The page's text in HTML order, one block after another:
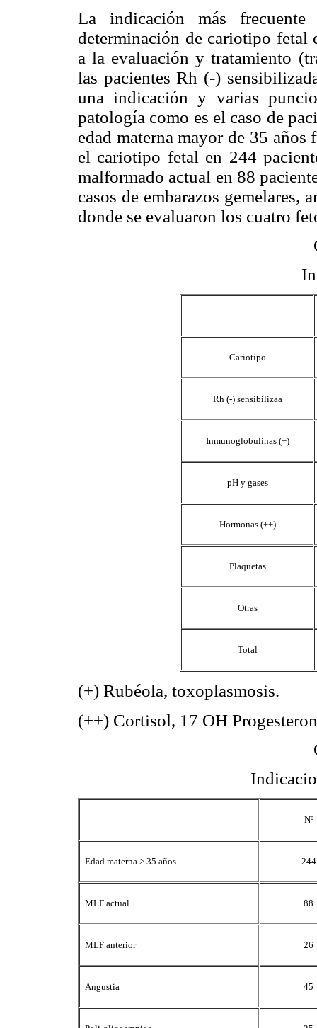
La indicación más
determinación de cariotipo fetal
a la evaluación y tratamiento
las pacientes Rh (-)
una indicación y varias
patología como es el caso de
edad materna mayor de 35
el cariotipo fetal en 244
malformado actual en 88
casos de embarazos
donde se evaluaron los cuatro
Cariotipo
Rh (-) sensibilizaa
Inmunoglobulinas (+)
pH y gases
Hormonas (++)
Plaquetas
Otras
Total
(+) Rubéola, toxoplasmosis.
(++) Cortisol, 17 OH
Nº
Edad materna > 35 años 244
MLF actual 88
MLF anterior 26
Angustia 45